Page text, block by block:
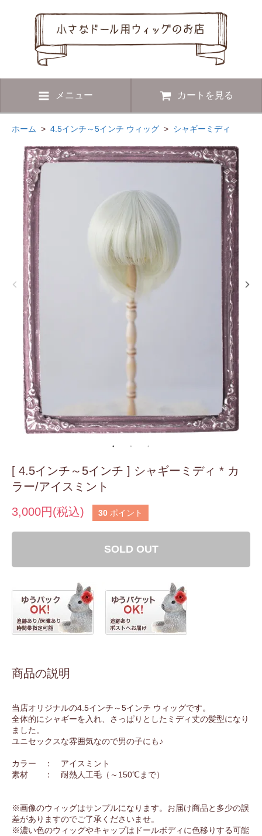
メニュー カートを見る
ホーム > 4.5インチ～5インチ ウィッグ > シャギーミディ
[ 4.5インチ～5インチ ] シャギーミディ * カ
ラー/アイスミント
3,000円(税込)
30 ポイント
SOLD OUT
商品の説明
当店オリジナルの4.5インチ～5インチ ウィッグです。
全体的にシャギーを入れ、さっぱりとしたミディ丈の髪型になり
ました。
ユニセックスな雰囲気なので男の子にも♪
カラー ： アイスミント
素材 ： 耐熱人工毛（～150℃まで）
※画像のウィッグはサンプルになります。お届け商品と多少の誤
差がありますのでご了承くださいませ。
※濃い色のウィッグやキャップはドールボディに色移りする可能